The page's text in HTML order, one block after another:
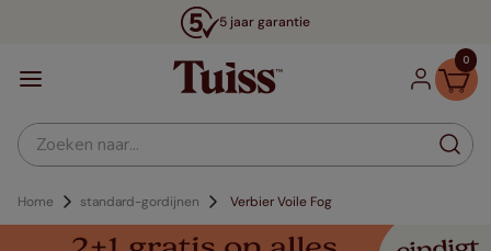
5 jaar garantie
0
Zoeken naar...
Home standard-gordijnen Verbier Voile Fog